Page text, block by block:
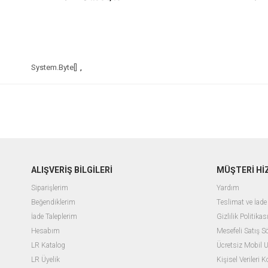
System.Byte[]
,
ALIŞVERİŞ BİLGİLERİ
Siparişlerim
Beğendiklerim
İade Taleplerim
Hesabım
LR Katalog
LR Üyelik
MÜŞTERİ
Yardım
Teslimat ve
Gizlilik Politikası
Mesefeli Satış
Ücretsiz Mobil
Kişisel Verileri